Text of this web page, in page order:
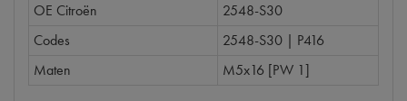
OE Citroën
2548-S30
Codes
2548-S30 | P416
Maten
M5x16 [PW 1]